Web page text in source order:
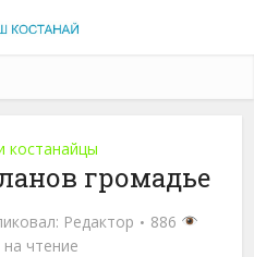
костанайцы
громадье
Редактор
886
чтение